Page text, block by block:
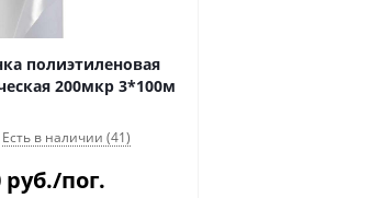
полиэтиленовая
200мкр 3*100м
Есть в наличии (41)
руб./пог.